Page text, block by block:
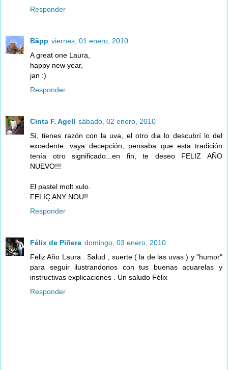
Responder
Bãpp viernes, 01 enero, 2010
A great one Laura,
happy new year,
jan :)
Responder
Cinta F. Agell sábado, 02 enero, 2010
Sí, tienes razón con la uva, el otro dia lo descubrí lo del
excedente...vaya decepción, pensaba que esta tradición
tenía otro significado...en fin, te deseo FELIZ AÑO
NUEVO!!!
El pastel molt xulo.
FELIÇ ANY NOU!!
Responder
Félix de Piñera domingo, 03 enero, 2010
Feliz Año Laura . Salud , suerte ( la de las uvas ) y "humor"
para seguir ilustrandonos con tus buenas acuarelas y
instructivas explicaciones . Un saludo Félix
Responder